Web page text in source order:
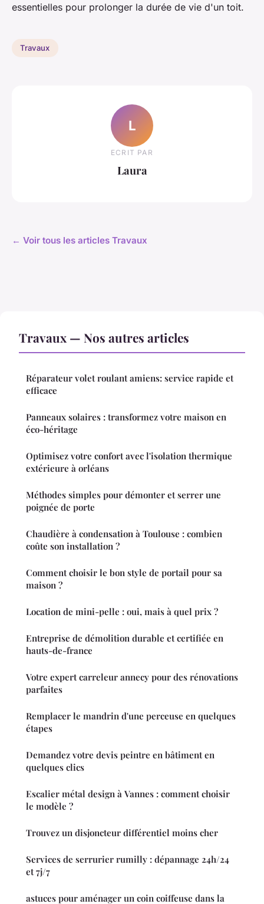
essentielles pour prolonger la durée de vie d'un toit.
Travaux
L
ECRIT PAR
Laura
← Voir tous les articles Travaux
Travaux — Nos autres articles
Réparateur volet roulant amiens: service rapide et
efficace
Panneaux solaires : transformez votre maison en
éco-héritage
Optimisez votre confort avec l'isolation thermique
extérieure à orléans
Méthodes simples pour démonter et serrer une
poignée de porte
Chaudière à condensation à Toulouse : combien
coûte son installation ?
Comment choisir le bon style de portail pour sa
maison ?
Location de mini-pelle : oui, mais à quel prix ?
Entreprise de démolition durable et certifiée en
hauts-de-france
Votre expert carreleur annecy pour des rénovations
parfaites
Remplacer le mandrin d'une perceuse en quelques
étapes
Demandez votre devis peintre en bâtiment en
quelques clics
Escalier métal design à Vannes : comment choisir
le modèle ?
Trouvez un disjoncteur différentiel moins cher
Services de serrurier rumilly : dépannage 24h/24
et 7j/7
astuces pour aménager un coin coiffeuse dans la